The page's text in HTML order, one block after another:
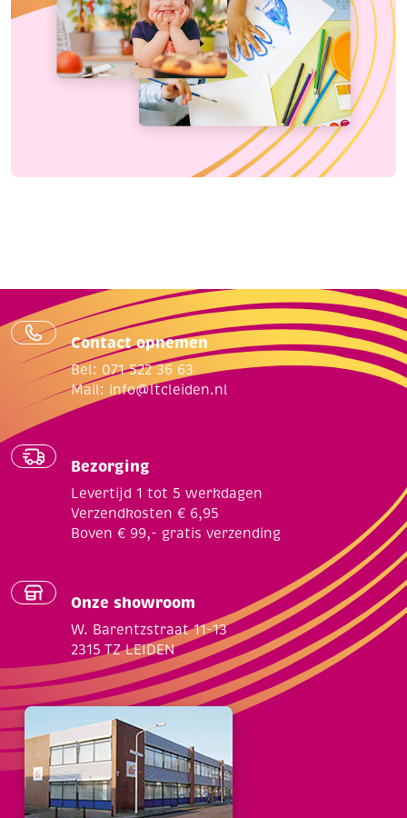
Contact opnemen
Bel: 071 522 36 63
Mail: info@ltcleiden.nl
Bezorging
Levertijd 1 tot 5 werkdagen
Verzendkosten € 6,95
Boven € 99,- gratis verzending
Onze showroom
W. Barentzstraat 11-13
2315 TZ LEIDEN